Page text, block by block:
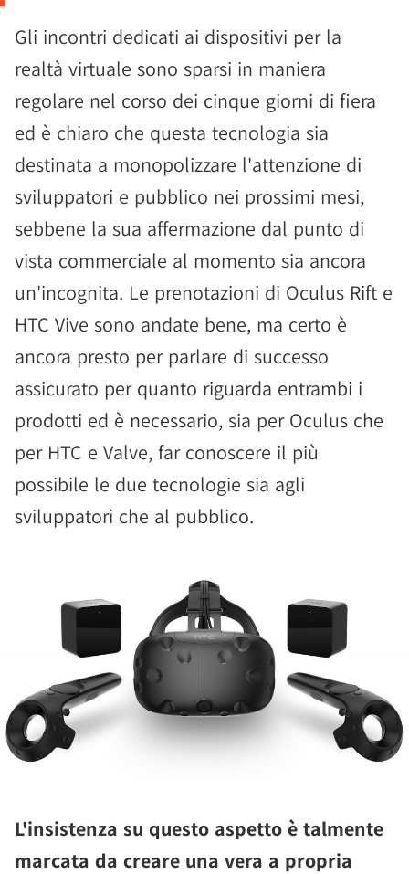
Gli incontri dedicati ai dispositivi per la
realtà virtuale sono sparsi in maniera
regolare nel corso dei cinque giorni di fiera
ed è chiaro che questa tecnologia sia
destinata a monopolizzare l'attenzione di
sviluppatori e pubblico nei prossimi mesi,
sebbene la sua affermazione dal punto di
vista commerciale al momento sia ancora
un'incognita. Le prenotazioni di Oculus Rift e
HTC Vive sono andate bene, ma certo è
ancora presto per parlare di successo
assicurato per quanto riguarda entrambi i
prodotti ed è necessario, sia per Oculus che
per HTC e Valve, far conoscere il più
possibile le due tecnologie sia agli
sviluppatori che al pubblico.
L'insistenza su questo aspetto è talmente
marcata da creare una vera a propria